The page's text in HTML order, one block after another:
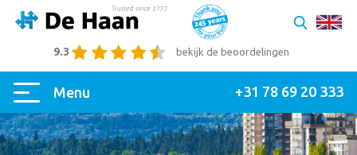
bekijk de beoordelingen
9.3
Menu +31 78 69 20 333